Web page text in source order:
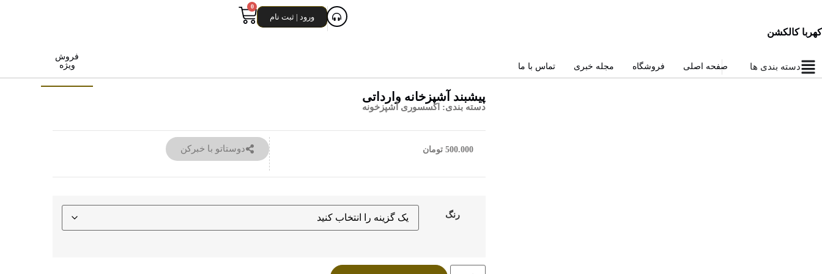
کهربا کالکشن
ورود | ثبت نام
0
دسته بندی ها صفحه اصلی فروشگاه مجله خبری تماس با ما
فروش
ویژه
پیشبند آشپزخانه وارداتی
دسته بندی: اکسسوری آشپزخونه
500.000 تومان دوستاتو با خبرکن
رنگ